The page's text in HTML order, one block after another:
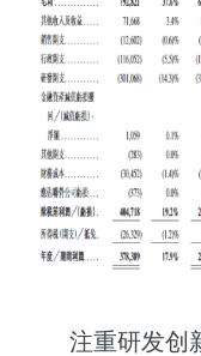
注重研发创